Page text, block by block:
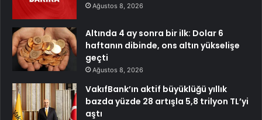
Ağustos 8, 2026
Altında 4 ay sonra bir ilk: Dolar 6
haftanın dibinde, ons altın yükselişe
geçti
Ağustos 8, 2026
VakıfBank’ın aktif büyüklüğü yıllık
bazda yüzde 28 artışla 5,8 trilyon TL’yi
aştı